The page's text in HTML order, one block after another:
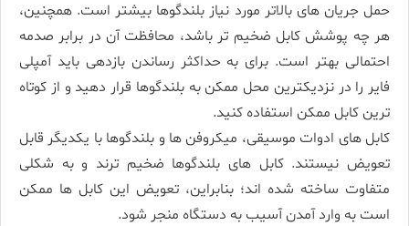
حمل جریان­ های بالاتر مورد نیاز بلندگوها بیشتر است. همچنین،
هر چه پوشش کابل ضخیم ­تر باشد، محافظت آن در برابر صدمه
احتمالی بهتر است. برای به حداکثر رساندن بازدهی باید آمپلی
فایر را در نزدیک­ترین محل ممکن به بلندگوها قرار دهید و از کوتاه
ترین کابل ممکن استفاده کنید.
کابل ­های ادوات موسیقی، میکروفن ها و بلندگوها با یکدیگر قابل
تعویض نیستند. کابل­ های بلندگوها ضخیم­ ترند و به شکلی
متفاوت ساخته شده ­اند؛ بنابراین، تعویض این کابل­ ها ممکن
است به وارد آمدن آسیب به دستگاه منجر شود.